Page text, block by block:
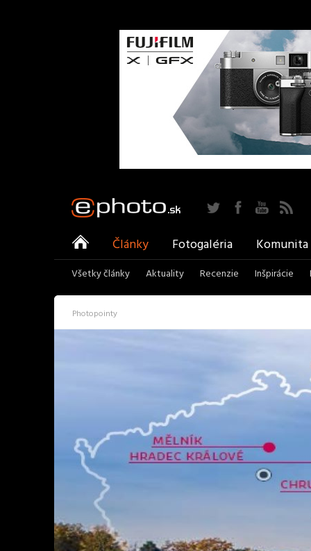
TwitterFacebook
ePhoto
Články
Všetky články Aktuality Recenzie Inšpirácie
Fotogaléria Komunita
Photopointy